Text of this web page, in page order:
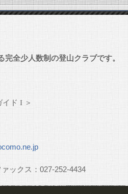
全少人数制の登山クラブです。
ド I ＞
クス： 027-252-4434